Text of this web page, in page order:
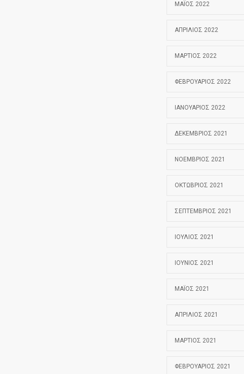
ΜΆΙΟΣ 2022
ΑΠΡΊΛΙΟΣ 2022
ΜΆΡΤΙΟΣ 2022
ΦΕΒΡΟΥΆΡΙΟΣ 2022
ΙΑΝΟΥΆΡΙΟΣ 2022
ΔΕΚΈΜΒΡΙΟΣ 2021
ΝΟΈΜΒΡΙΟΣ 2021
ΟΚΤΏΒΡΙΟΣ 2021
ΣΕΠΤΈΜΒΡΙΟΣ 2021
ΙΟΎΛΙΟΣ 2021
ΙΟΎΝΙΟΣ 2021
ΜΆΙΟΣ 2021
ΑΠΡΊΛΙΟΣ 2021
ΜΆΡΤΙΟΣ 2021
ΦΕΒΡΟΥΆΡΙΟΣ 2021